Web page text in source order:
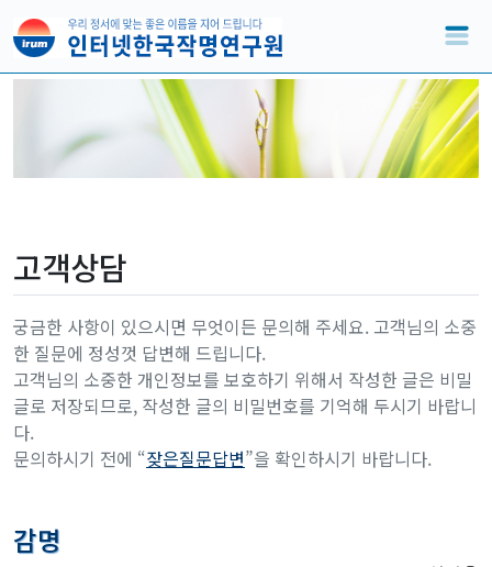
고객상담
궁금한 사항이 있으시면 무엇이든 문의해 주세요. 고객님의 소중
한 질문에 정성껏 답변해 드립니다.
고객님의 소중한 개인정보를 보호하기 위해서 작성한 글은 비밀
글로 저장되므로, 작성한 글의 비밀번호를 기억해 두시기 바랍니
다.
문의하시기 전에 “잦은질문답변”을 확인하시기 바랍니다.
감명